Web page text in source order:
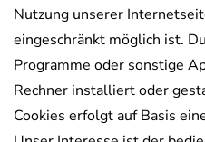
Nutzung unserer
eingeschränkt möglich ist.
Programme oder sonstige
Rechner installiert oder
Cookies erfolgt auf Basis